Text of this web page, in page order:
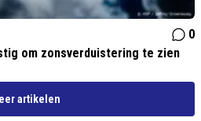
0
om zonsverduistering te zien
artikelen